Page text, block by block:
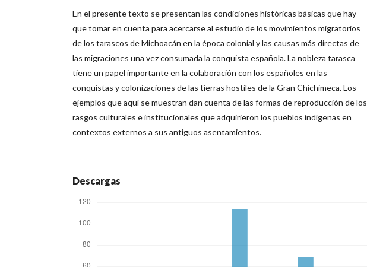
En el presente texto se presentan las condiciones históricas básicas que hay
que tomar en cuenta para acercarse al estudio de los movimientos migratorios
de los tarascos de Michoacán en la época colonial y las causas más directas de
las migraciones una vez consumada la conquista española. La nobleza tarasca
tiene un papel importante en la colaboración con los españoles en las
conquistas y colonizaciones de las tierras hostiles de la Gran Chichimeca. Los
ejemplos que aquí se muestran dan cuenta de las formas de reproducción de los
rasgos culturales e institucionales que adquirieron los pueblos indígenas en
contextos externos a sus antiguos asentamientos.
Descargas